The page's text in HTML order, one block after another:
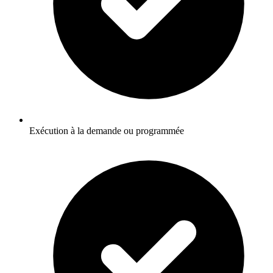
Exécution à la demande ou programmée